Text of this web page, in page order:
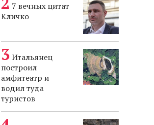
7 вечных цитат
Кличко
Итальянец
построил
амфитеатр и
водил туда
туристов